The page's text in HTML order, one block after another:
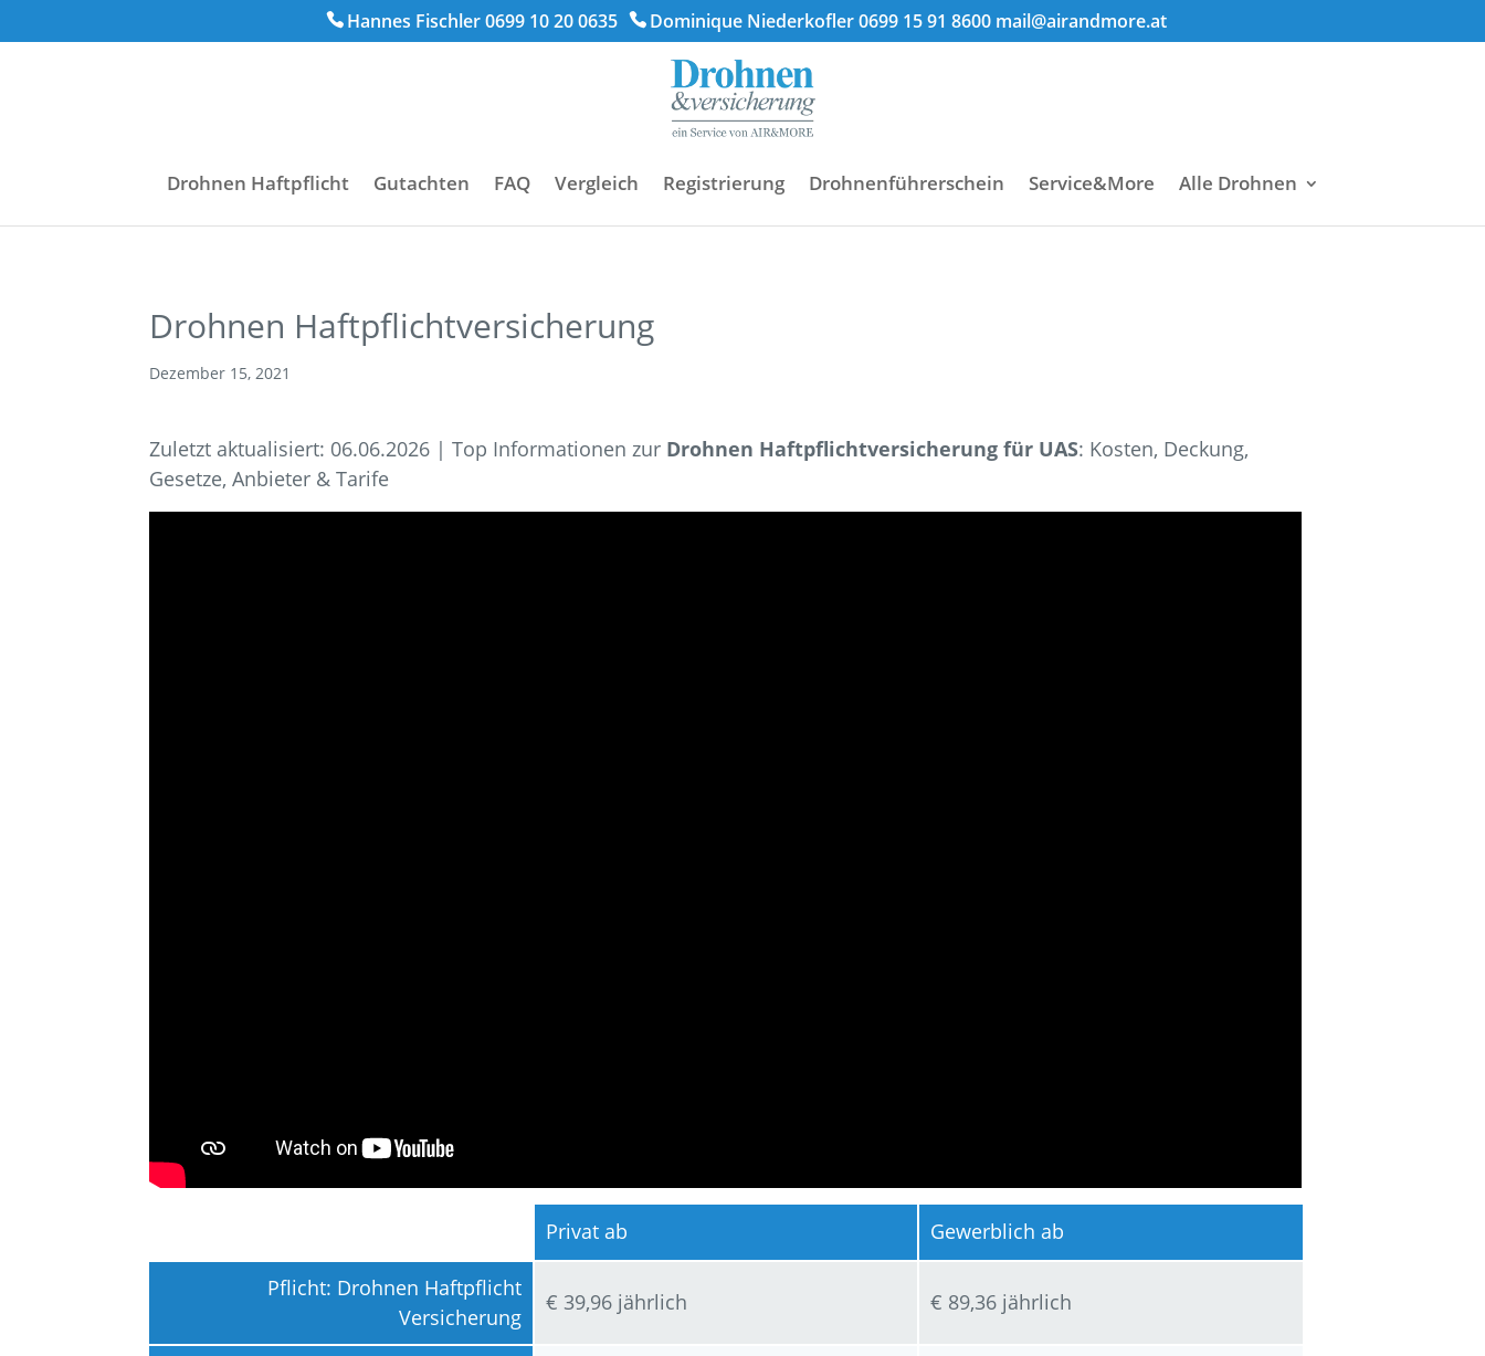
Hannes Fischler 0699 10 20 0635 Dominique Niederkofler 0699 15 91 8600 mail@airandmore.at
Drohnen Haftpflicht Gutachten FAQ Vergleich Registrierung Drohnenführerschein Service&More Alle Drohnen
Drohnen Haftpflichtversicherung
Dezember 15, 2021
Zuletzt aktualisiert: 06.06.2026 | Top Informationen zur Drohnen Haftpflichtversicherung für UAS: Kosten, Deckung,
Gesetze, Anbieter & Tarife
Pflicht: Drohnen Haftpflicht
Versicherung
Privat ab
€ 39,96 jährlich
Gewerblich ab
€ 89,36 jährlich